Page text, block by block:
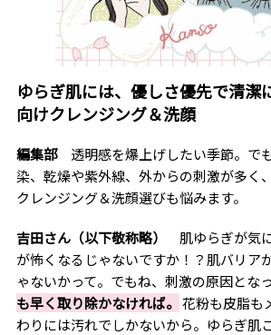
ゆらぎ肌には、優しさ優先で清潔
向けクレンジング＆洗顔
編集部透明感を爆上げしたい季節。で
染、乾燥や紫外線、外からの刺激が多く
クレンジング＆洗顔選びも悩みます。
吉田さん（以下敬称略）
肌ゆらぎが気
が怖くなるじゃないですか！？肌バリア
ゃないかって。でもね、刺激の原因とな
も早く取り除かなければ。 花粉も皮脂も
わりには汚れでしかないから。ゆらぎ肌